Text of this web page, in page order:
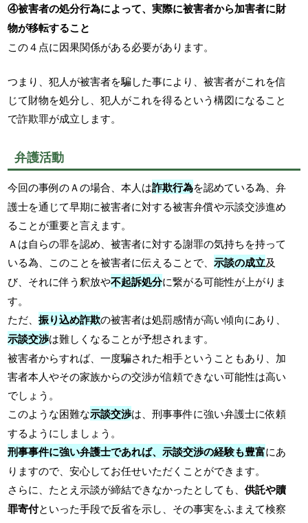
④被害者の処分行為によって、実際に被害者から加害者に財
物が移転すること
この４点に因果関係がある必要があります。
つまり、犯人が被害者を騙した事により、被害者がこれを信
じて財物を処分し、犯人がこれを得るという構図になること
で詐欺罪が成立します。
弁護活動
今回の事例のＡの場合、本人は詐欺行為を認めている為、弁
護士を通じて早期に被害者に対する被害弁償や示談交渉進め
ることが重要と言えます。
Ａは自らの罪を認め、被害者に対する謝罪の気持ちを持って
いる為、このことを被害者に伝えることで、示談の成立及
び、それに伴う釈放や不起訴処分に繋がる可能性が上がりま
す。
ただ、振り込め詐欺の被害者は処罰感情が高い傾向にあり、
示談交渉は難しくなることが予想されます。
被害者からすれば、一度騙された相手ということもあり、加
害者本人やその家族からの交渉が信頼できない可能性は高い
でしょう。
このような困難な示談交渉は、刑事事件に強い弁護士に依頼
するようにしましょう。
刑事事件に強い弁護士であれば、示談交渉の経験も豊富にあ
りますので、安心してお任せいただくことができます。
さらに、たとえ示談が締結できなかったとしても、供託や贖
罪寄付といった手段で反省を示し、その事実をふまえて検察